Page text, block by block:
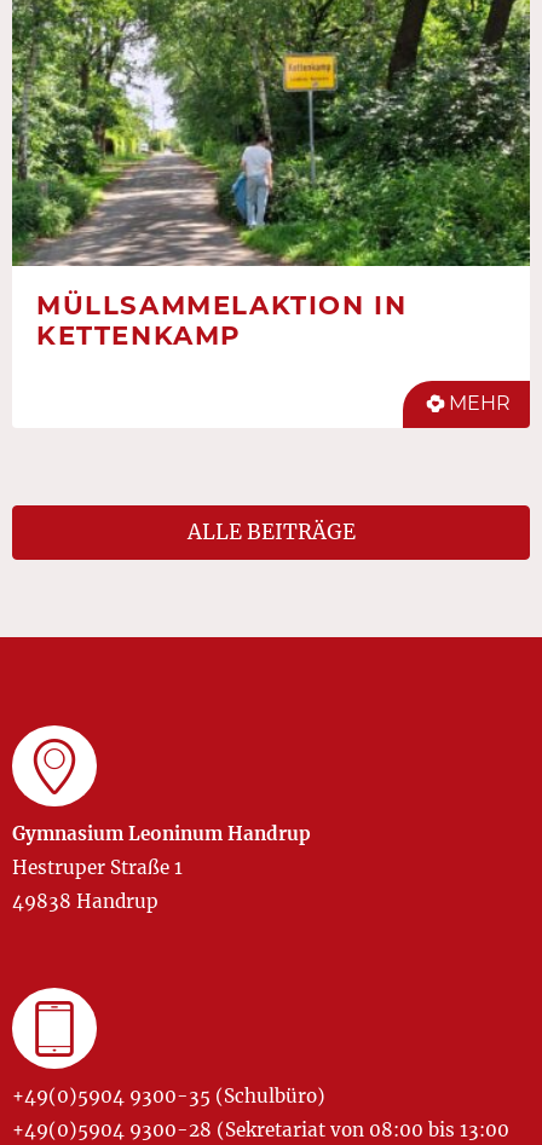
MÜLLSAMMELAKTION IN
KETTENKAMP
MEHR
ALLE BEITRÄGE
Gymnasium Leoninum Handrup
Hestruper Straße 1
49838 Handrup
+49(0)5904 9300-35 (Schulbüro)
+49(0)5904 9300-28 (Sekretariat von 08:00 bis 13:00